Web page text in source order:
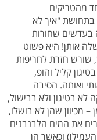
מהטריקים
בתחושת "איך לא
שחורות
אותן! היא פשוט
שורש חזרת לחריפות
קליל והופ,
ואותה. הסיבה
בטיגון ולא בבישול,
מכיוון שהן לא בושלו,
את המים הלבנבנים
וכאשר הן